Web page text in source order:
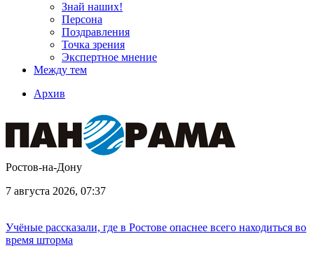
Знай наших!
Персона
Поздравления
Точка зрения
Экспертное мнение
Между тем
Архив
Ростов-на-Дону
7 августа 2026, 07:37
Учёные рассказали, где в Ростове опаснее всего находиться во
время шторма